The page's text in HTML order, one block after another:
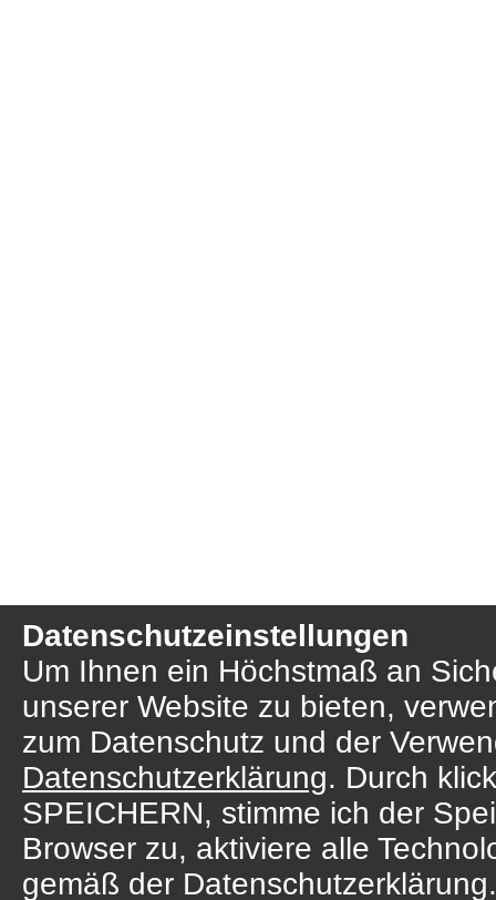
Datenschutzeinstellungen
Um Ihnen ein Höchstmaß an
unserer Website zu bieten,
zum Datenschutz und der
Datenschutzerklärung. Durch
SPEICHERN, stimme ich der
Browser zu, aktiviere alle
gemäß der